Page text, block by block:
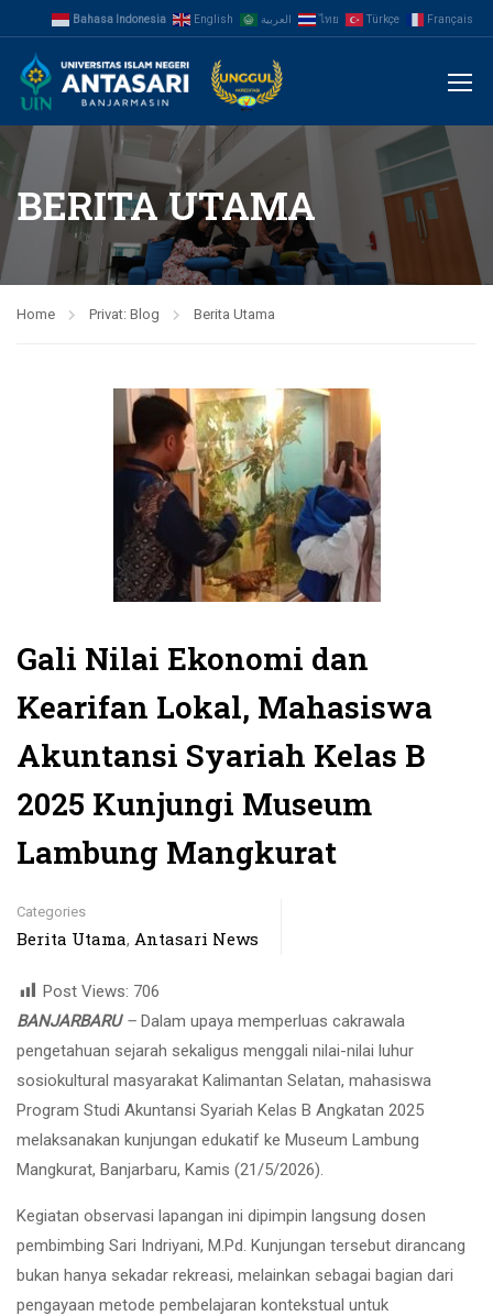
Bahasa Indonesia English العربية ไทย Türkçe Français
BERITA UTAMA
Home Privat: Blog Berita Utama
Gali Nilai Ekonomi dan
Kearifan Lokal, Mahasiswa
Akuntansi Syariah Kelas B
2025 Kunjungi Museum
Lambung Mangkurat
Categories
Berita Utama, Antasari News
Post Views: 706
BANJARBARU– Dalam upaya memperluas cakrawala
pengetahuan sejarah sekaligus menggali nilai-nilai luhur
sosiokultural masyarakat Kalimantan Selatan, mahasiswa
Program Studi Akuntansi Syariah Kelas B Angkatan 2025
melaksanakan kunjungan edukatif ke Museum Lambung
Mangkurat, Banjarbaru, Kamis (21/5/2026).
Kegiatan observasi lapangan ini dipimpin langsung dosen
pembimbing Sari Indriyani, M.Pd. Kunjungan tersebut dirancang
bukan hanya sekadar rekreasi, melainkan sebagai bagian dari
pengayaan metode pembelajaran kontekstual untuk